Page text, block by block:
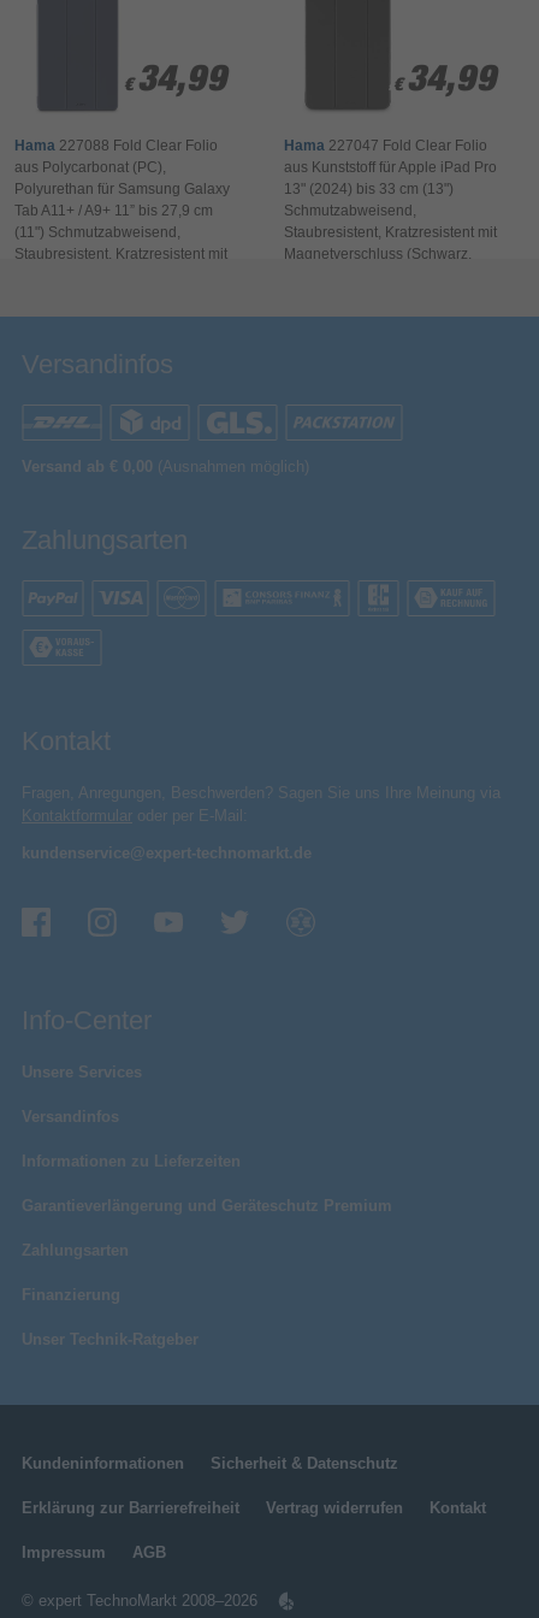
Voller Zugriff
Aussparungen für vollen Zugriff auf Anschlüsse und
Bedienelemente
Leichter und strapazierfähiger Schutz
Zuverlässiger Beschützer: Das robuste Obermaterial ist
Velvet-Style
Verpackungshöhe
Verpackungsbreite 325 mm
Sonstiges
Artikelnummer 17080259410
Herstellerartikelnummer 00227024
Bewertung & Kommentar speichern
€ 34,99
€ 34,99
Hama 227088 Fold Clear Folio
aus Polycarbonat (PC),
Polyurethan für Samsung Galaxy
Tab A11+ / A9+ 11” bis 27,9 cm
(11") Schmutzabweisend,
Staubresistent, Kratzresistent mit
€ 34,99
€ 34,99
Hama 227047 Fold Clear Folio
aus Kunststoff für Apple iPad Pro
13" (2024) bis 33 cm (13")
Schmutzabweisend,
Staubresistent, Kratzresistent mit
Magnetverschluss (Schwarz,
Versandinfos
Versand ab € 0,00 (Ausnahmen möglich)
Zahlungsarten
Kontakt
Fragen, Anregungen, Beschwerden? Sagen Sie uns Ihre Meinung via
Kontaktformular oder per E-Mail:
kundenservice@expert-technomarkt.de
Info-Center
Unsere Services
Versandinfos
Informationen zu Lieferzeiten
Garantieverlängerung und Geräteschutz Premium
Zahlungsarten
Finanzierung
Unser Technik-Ratgeber
Kundeninformationen Sicherheit & Datenschutz
Erklärung zur Barrierefreiheit Vertrag widerrufen Kontakt
Impressum AGB
© expert TechnoMarkt 2008–2026